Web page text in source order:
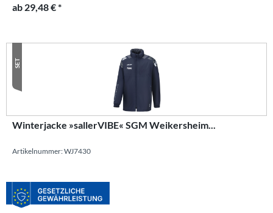
ab 29,48 € *
SET
Winterjacke »sallerVIBE« SGM Weikersheim...
Artikelnummer: WJ7430